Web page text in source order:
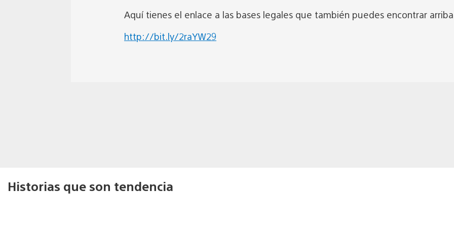
Aquí tienes el enlace a las bases legales que también puedes encontrar
http://bit.ly/2raYW29
Historias que son tendencia